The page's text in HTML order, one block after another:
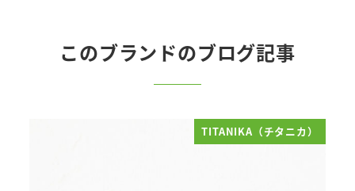
このブランドのブログ記事
TITANIKA（チタニカ）